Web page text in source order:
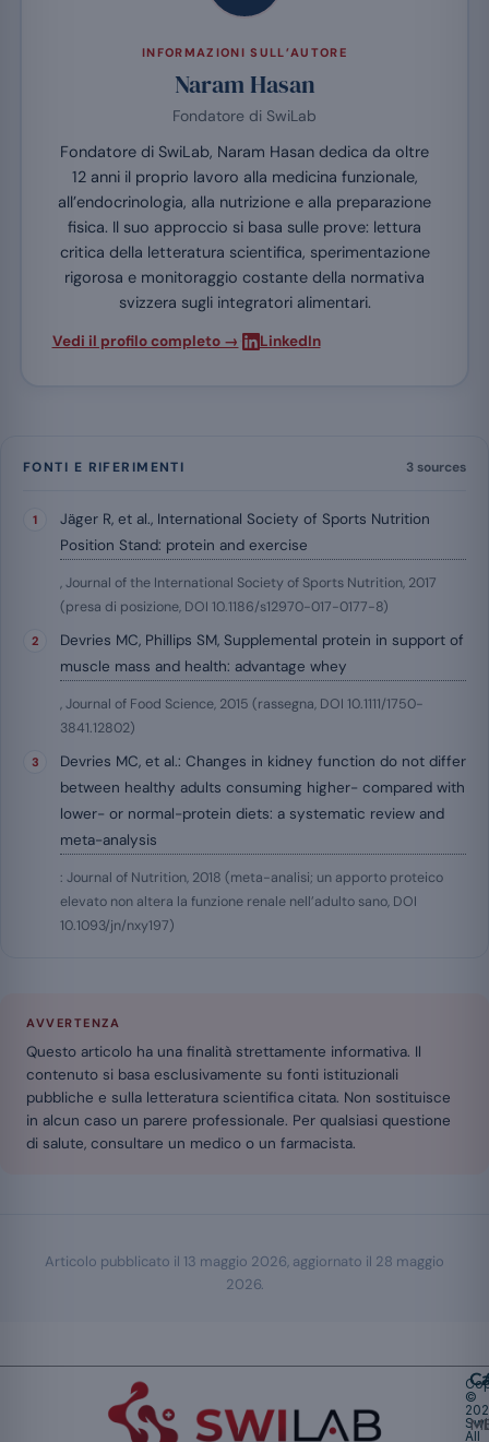
INFORMAZIONI SULL’AUTORE
Naram Hasan
Fondatore di SwiLab
Fondatore di SwiLab, Naram Hasan dedica da oltre
12 anni il proprio lavoro alla medicina funzionale,
all’endocrinologia, alla nutrizione e alla preparazione
fisica. Il suo approccio si basa sulle prove: lettura
critica della letteratura scientifica, sperimentazione
rigorosa e monitoraggio costante della normativa
svizzera sugli integratori alimentari.
Vedi il profilo completo → LinkedIn
FONTI E RIFERIMENTI 3 sources
Jäger R, et al., International Society of Sports Nutrition
Position Stand: protein and exercise
, Journal of the International Society of Sports Nutrition, 2017
(presa di posizione, DOI 10.1186/s12970-017-0177-8)
Devries MC, Phillips SM, Supplemental protein in support of
muscle mass and health: advantage whey
, Journal of Food Science, 2015 (rassegna, DOI 10.1111/1750-
3841.12802)
Devries MC, et al.: Changes in kidney function do not differ
between healthy adults consuming higher- compared with
lower- or normal-protein diets: a systematic review and
meta-analysis
: Journal of Nutrition, 2018 (meta-analisi; un apporto proteico
elevato non altera la funzione renale nell’adulto sano, DOI
10.1093/jn/nxy197)
AVVERTENZA
Questo articolo ha una finalità strettamente informativa. Il
contenuto si basa esclusivamente su fonti istituzionali
pubbliche e sulla letteratura scientifica citata. Non sostituisce
in alcun caso un parere professionale. Per qualsiasi questione
di salute, consultare un medico o un farmacista.
Articolo pubblicato il 13 maggio 2026, aggiornato il 28 maggio
2026.
©
All